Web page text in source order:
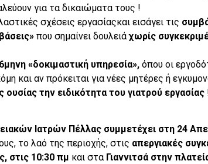
για τα δικαιώματα τους !
σχέσεις εργασίαςκαι εισάγει τις
που σημαίνει δουλειάχωρίς
6μηνη «δοκιμαστική υπηρεσία»,όπου οι
και αν πρόκειται για νέες μητέρες ή
ουσίας την ειδικότητα του γιατρού εργασίας
Ιατρών Πέλλας συμμετέχει στη 24
το λαό της περιοχής, στις απεργιακές
στις 10:30 πμ και στα Γιαννιτσά στην